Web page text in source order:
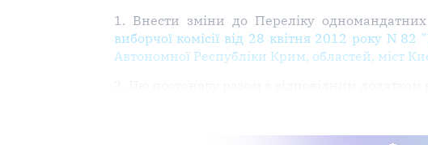
1. Внести зміни до Переліку одномандатних
виборчої комісії від 28 квітня 2012 року N
Автономної Республіки Крим, областей, міст